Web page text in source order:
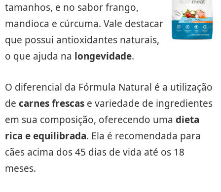
tamanhos, e no sabor frango,
mandioca e cúrcuma. Vale destacar
que possui antioxidantes naturais,
o que ajuda na longevidade.
O diferencial da Fórmula Natural é a utilização
de carnes frescas e variedade de ingredientes
em sua composição, oferecendo uma dieta
rica e equilibrada. Ela é recomendada para
cães acima dos 45 dias de vida até os 18
meses.